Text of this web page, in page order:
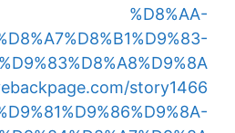
%D8%AA-
story1466